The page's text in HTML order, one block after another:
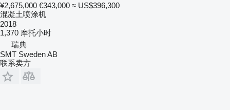
¥2,675,000 €343,000 ≈ US$396,300
混凝土喷涂机
2018
1,370 摩托小时
瑞典
SMT Sweden AB
联系卖方